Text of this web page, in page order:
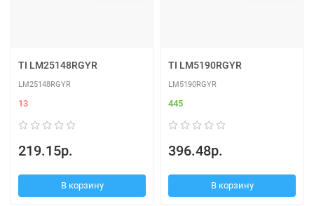
TI LM25148RGYR
LM25148RGYR
13
219.15р.
В корзину
TI LM5190RGYR
LM5190RGYR
445
396.48р.
В корзину